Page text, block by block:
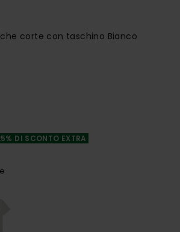
corte con taschino Bianco
DI SCONTO EXTRA